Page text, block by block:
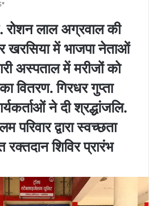
लाल अग्रवाल की
खरसिया में भाजपा नेताओं
अस्पताल में मरीजों को
वितरण. गिरधर गुप्ता
ने दी श्रद्धांजलि.
परिवार द्वारा स्वच्छता
रक्तदान शिविर प्रारंभ